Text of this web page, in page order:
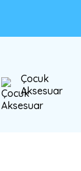
Çocuk
Aksesuar